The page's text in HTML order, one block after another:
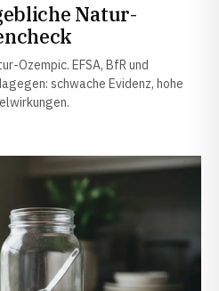
Natur-
Ozempic. EFSA, BfR und
schwache Evidenz, hohe